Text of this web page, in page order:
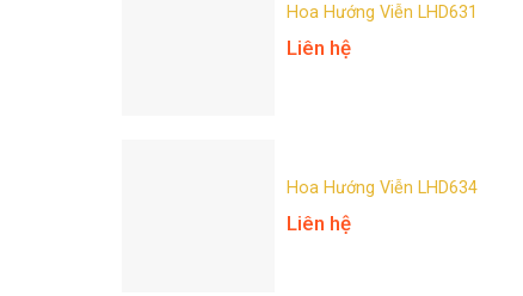
Hoa Hướng Viễn LHD631
Liên hệ
Hoa Hướng Viễn LHD634
Liên hệ